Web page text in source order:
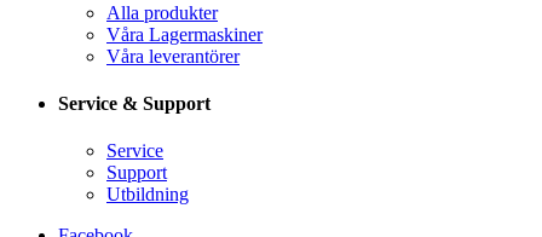
Alla produkter
Våra Lagermaskiner
Våra leverantörer
Service & Support
Service
Support
Utbildning